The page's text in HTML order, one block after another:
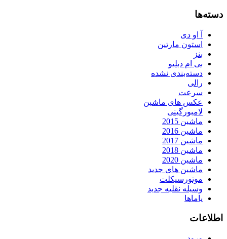
دسته‌ها
آ او دی
استون مارتین
بنز
بی ام دبلیو
دسته‌بندی نشده
رالی
سرعت
عکس های ماشین
لامبورگینی
ماشین 2015
ماشین 2016
ماشین 2017
ماشین 2018
ماشین 2020
ماشین های جدید
موتورسیکلت
وسیله نقلیه جدید
یاماها
اطلاعات